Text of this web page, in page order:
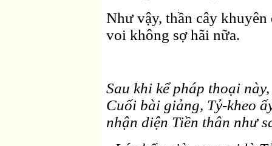
Như vậy, thần cây
voi không sợ hãi nữa.
Sau khi kể pháp thoại
Cuối bài giảng, Tỷ-kheo
nhận diện Tiền thân như